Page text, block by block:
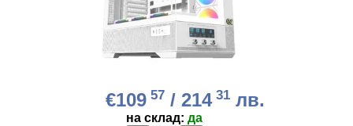
€10957 / 214 31лв.
на склад: да